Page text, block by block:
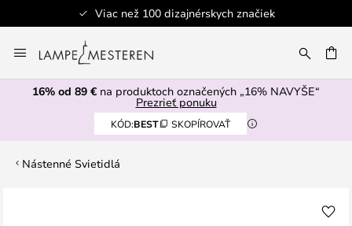
Viac než 100 dizajnérskych značiek
to
Content
16% od 89 € na produktoch označených „16% NAVYŠE“
Prezrieť ponuku
KÓD:BEST SKOPÍROVAŤ
Nástenné Svietidlá